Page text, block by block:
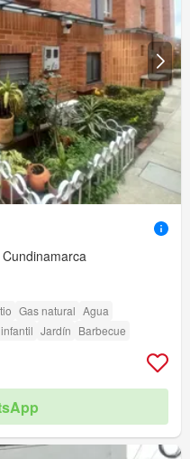
Gas natural Agua
Jardín Barbecue